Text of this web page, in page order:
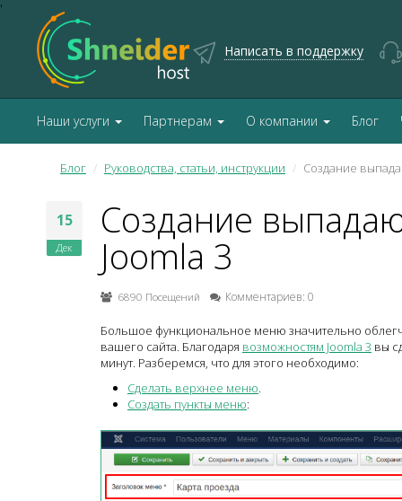
'
Написать в поддержку
Наши услуги Партнерам О компании Блог
Блог Руководства, статьи, инструкции Создание
15
Дек
Создание
Joomla 3
6890 Посещений Комментариев: 0
Большое функциональное меню значительно
вашего сайта. Благодаря возможностям Joomla 3 вы
минут. Разберемся, что для этого необходимо:
Сделать верхнее меню.
Создать пункты меню: